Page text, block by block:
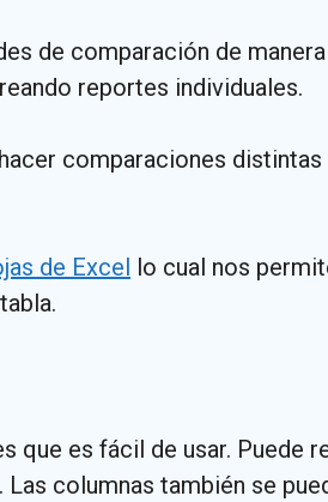
de comparación de
reportes individuales.
comparaciones
de Excel lo cual nos
que es fácil de usar. Puede
columnas también se